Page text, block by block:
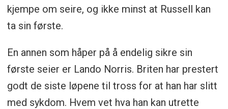
kjempe om seire, og ikke minst at Russell kan
ta sin første.
En annen som håper på å endelig sikre sin
første seier er Lando Norris. Briten har prestert
godt de siste løpene til tross for at han har slitt
med sykdom. Hvem vet hva han kan utrette